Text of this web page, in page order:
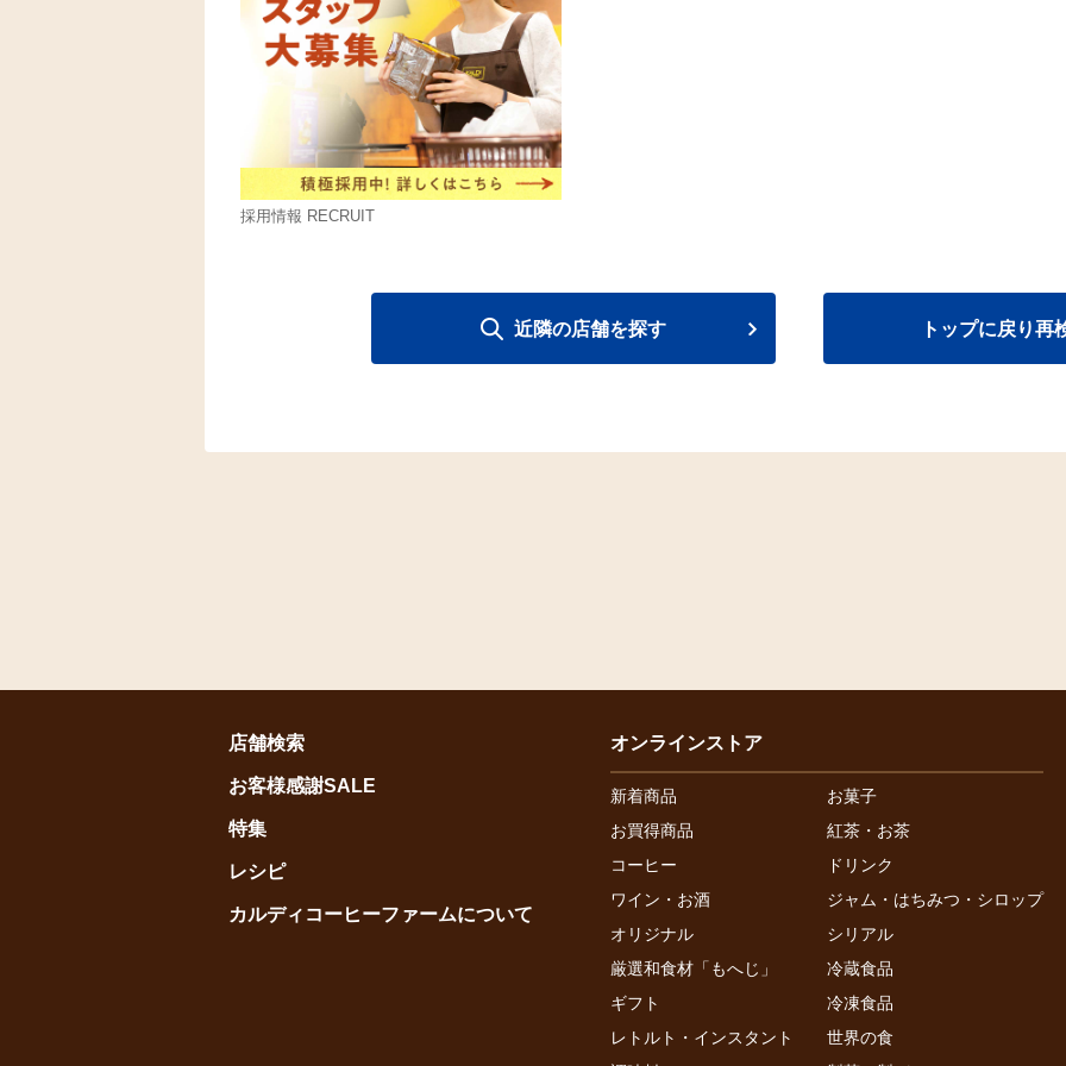
採用情報 RECRUIT
トップに戻り再
近隣の店舗を探す
店舗検索
お客様感謝SALE
特集
レシピ
カルディコーヒーファームについて
オンラインストア
新着商品
お菓子
お買得商品
紅茶・お茶
コーヒー
ドリンク
ワイン・お酒
ジャム・はちみつ・シロップ
オリジナル
シリアル
厳選和食材「もへじ」
冷蔵食品
ギフト
冷凍食品
レトルト・インスタント
世界の食